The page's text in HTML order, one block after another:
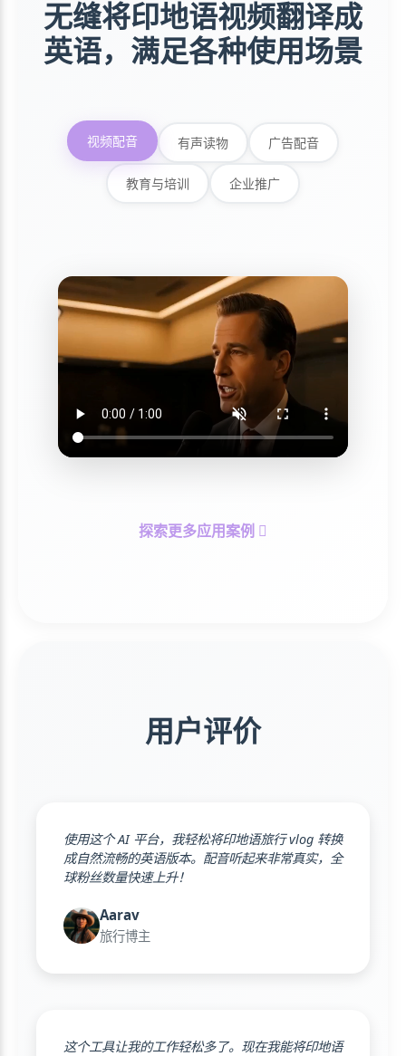
无缝将印地语视频翻译成
英语，满足各种使用场景
视频配音 有声读物 广告配音
教育与培训 企业推广
探索更多应用案例
用户评价
使用这个 AI 平台，我轻松将印地语旅行 vlog 转换
成自然流畅的英语版本。配音听起来非常真实，全
球粉丝数量快速上升！
Aarav
旅行博主
这个工具让我的工作轻松多了。现在我能将印地语